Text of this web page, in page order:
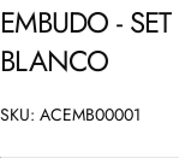
EMBUDO - SET
BLANCO
SKU: ACEMB00001